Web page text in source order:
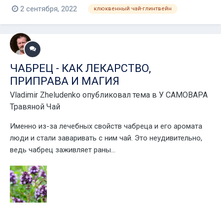
2 сентября, 2022 клюквенный чай-глинтвейн
ЧАБРЕЦ - КАК ЛЕКАРСТВО,
ПРИПРАВА И МАГИЯ
Vladimir Zheludenko опубликовал тема в У САМОВАРА
Травяной Чай
Именно из-за лечебных свойств чабреца и его аромата
люди и стали заваривать с ним чай. Это неудивительно,
ведь чабрец заживляет раны...